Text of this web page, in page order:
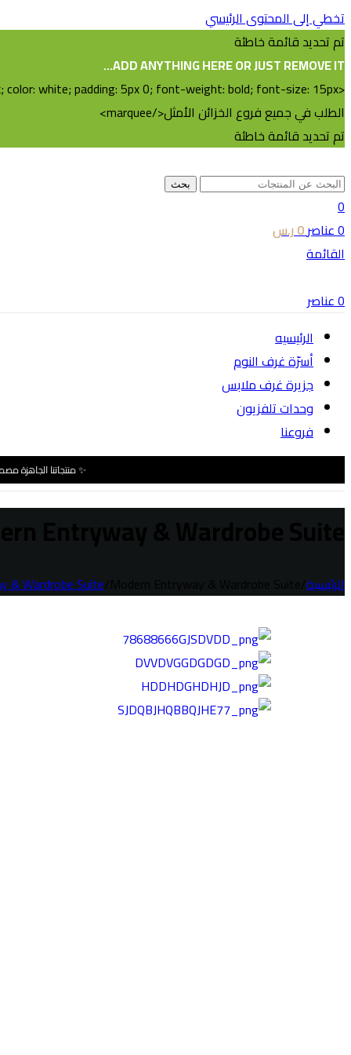
تخطي إلى المحتوى الرئيسي
تم تحديد قائمة خاطئة
ADD ANYTHING HERE OR JUST REMOVE IT…
الطلب في جميع فروع الخزائن الأمثل</marquee>
تم تحديد قائمة خاطئة
بحث
0
0عناصر0ر.س
القائمة
0عناصر
الرئيسيه
أسرّة غرف النوم
جزيرة غرف ملابس
وحدات تلفزيون
فروعنا
✨ منتجاتنا الجاهزة
الرئيسية & Wardrobe Suite